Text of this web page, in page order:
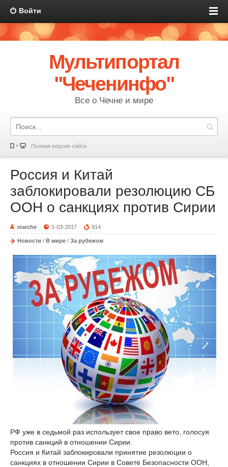
Войти
Мультипортал
"Чеченинфо"
Все о Чечне и мире
Полная версия сайта
Россия и Китай
заблокировали резолюцию СБ
ООН о санкциях против Сирии
starche 1-03-2017 914
Новости / В мире / За рубежом
РФ уже в седьмой раз использует свое право вето, голосуя
против санкций в отношении Сирии.
Россия и Китай заблокировали принятие резолюции о
санкциях в отношении Сирии в Совете Безопасности ООН,